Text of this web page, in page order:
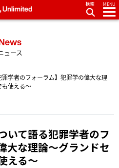
Unlimited
MENU
ュース
罪学者のフォーラム】犯罪学の偉大な理
も使える〜
いて語る犯罪学者のフ
大な理論〜グランドセ
える〜